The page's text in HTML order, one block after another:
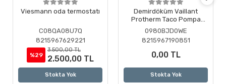
Viesmann oda termostatı
C08QA08U7Q
8215967629221
%29
3.500,00 TL
2.500,00 TL
Stokta Yok
Demirdöküm Vaillant
Protherm Taco Pompa
Motoru ( Revizyonlu )
0980BJD0WE
8215967190851
0,00 TL
Stokta Yok